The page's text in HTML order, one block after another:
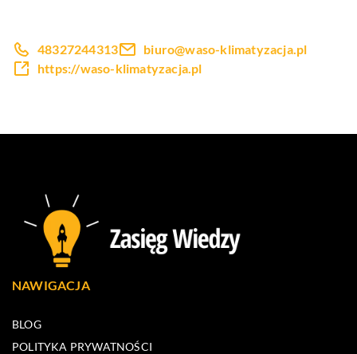
48327244313
biuro@waso-klimatyzacja.pl
https://waso-klimatyzacja.pl
NAWIGACJA
BLOG
POLITYKA PRYWATNOŚCI